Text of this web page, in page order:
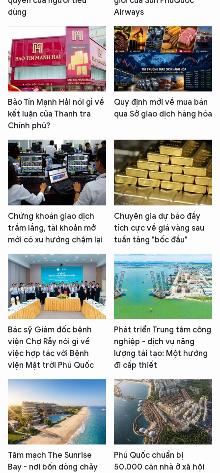
dùng
Airways
Bảo Tín Mạnh Hải nói gì về
kết luận của Thanh tra
Chính phủ?
Quy định mới về mua bán
qua Sở giao dịch hàng hóa
Chứng khoán giao dịch
trầm lắng, tài khoản mở
mới có xu hướng chậm lại
Chuyên gia dự báo đầy
tích cực về giá vàng sau
tuần tăng "bốc đầu"
Bác sỹ Giám đốc bệnh
viện Chợ Rẫy nói gì về
việc hợp tác với Bệnh
viện Mặt trời Phú Quốc
Phát triển Trung tâm công
nghiệp - dịch vụ năng
lượng tái tạo: Một hướng
đi cấp thiết
Tâm mạch The Sunrise
Bay - nơi bốn dòng chảy
Phú Quốc chuẩn bị
50.000 căn nhà ở xã hội